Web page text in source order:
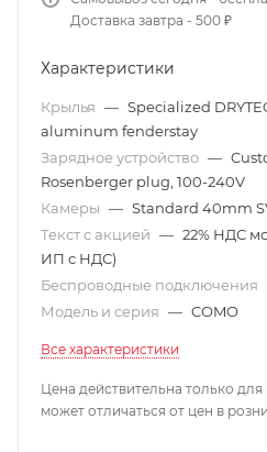
Доставка завтра - 500 ₽
Характеристики
Крылья — Specialized
aluminum fenderstay
Зарядное устройство —
Rosenberger plug, 100-240V
Камеры — Standard 40mm
Текст с акцией — 22% НДС
ИП с НДС)
Беспроводные подключения
Модель и серия — COMO
Все характеристики
Цена действительна только
может отличаться от цен в